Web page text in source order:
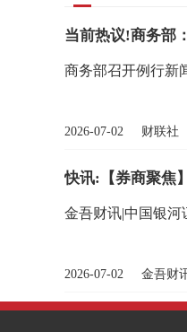
当前热议!商务部
商务部召开例行新
2026-07-02 财联社
快讯:【券商聚焦
金吾财讯|中国银
2026-07-02 金吾财